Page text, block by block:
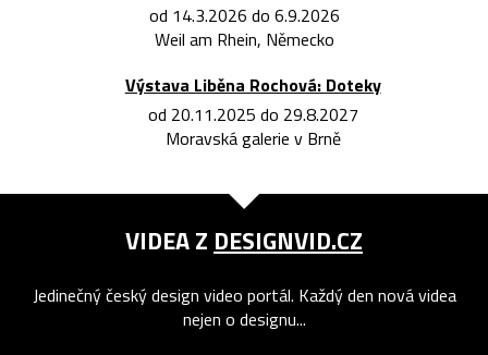
od 14.3.2026 do 6.9.2026
Weil am Rhein, Německo
Výstava Liběna Rochová: Doteky
od 20.11.2025 do 29.8.2027
Moravská galerie v Brně
VIDEA Z DESIGNVID.CZ
Jedinečný český design video portál. Každý den nová videa
nejen o designu...